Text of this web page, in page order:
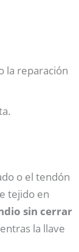
la reparación
o el tendón
tejido en
sin cerrar
la llave